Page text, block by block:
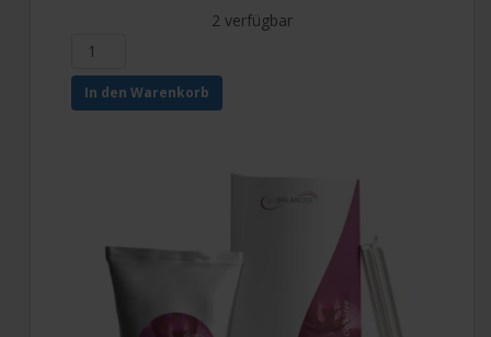
2 verfügbar
In den Warenkorb